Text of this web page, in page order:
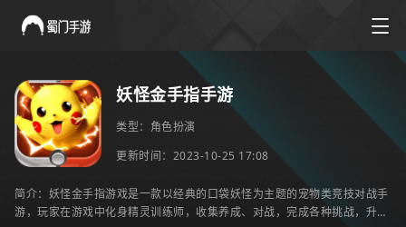
妖怪金手指手游
类型： 角色扮演
更新时间：2023-10-25 17:08
简介：妖怪金手指游戏是一款以经典的口袋妖怪为主题的宠物类竞技对战手
游，玩家在游戏中化身精灵训练师，收集养成、对战，完成各种挑战，升级